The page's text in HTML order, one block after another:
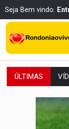
Seja Bem vindo.
ÚLTIMAS